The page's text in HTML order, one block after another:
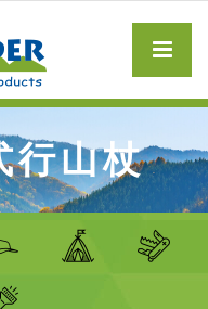
行山杖